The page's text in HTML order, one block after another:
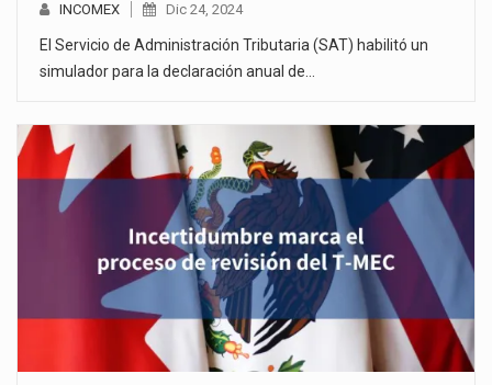
INCOMEX Dic 24, 2024
El Servicio de Administración Tributaria (SAT) habilitó un
simulador para la declaración anual de…